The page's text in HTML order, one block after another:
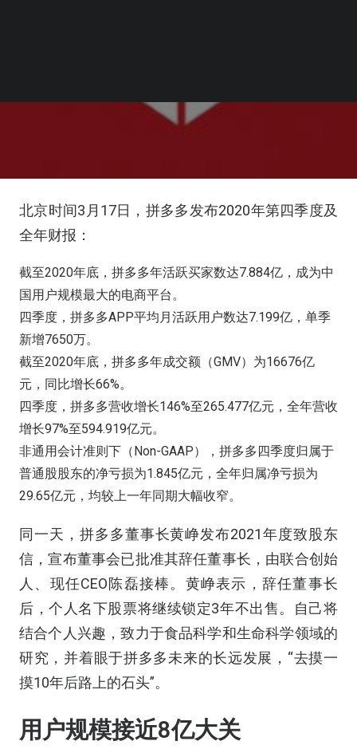
北京时间3月17日，拼多多发布2020年第四季度及
全年财报：
截至2020年底，拼多多年活跃买家数达7.884亿，成为中
国用户规模最大的电商平台。
四季度，拼多多APP平均月活跃用户数达7.199亿，单季
新增7650万。
截至2020年底，拼多多年成交额（GMV）为16676亿
元，同比增长66%。
四季度，拼多多营收增长146%至265.477亿元，全年营收
增长97%至594.919亿元。
非通用会计准则下（Non-GAAP），拼多多四季度归属于
普通股股东的净亏损为1.845亿元，全年归属净亏损为
29.65亿元，均较上一年同期大幅收窄。
同一天，拼多多董事长黄峥发布2021年度致股东
信，宣布董事会已批准其辞任董事长，由联合创始
人、现任CEO陈磊接棒。黄峥表示，辞任董事长
后，个人名下股票将继续锁定3年不出售。自己将
结合个人兴趣，致力于食品科学和生命科学领域的
研究，并着眼于拼多多未来的长远发展，“去摸一
摸10年后路上的石头”。
用户规模接近8亿大关